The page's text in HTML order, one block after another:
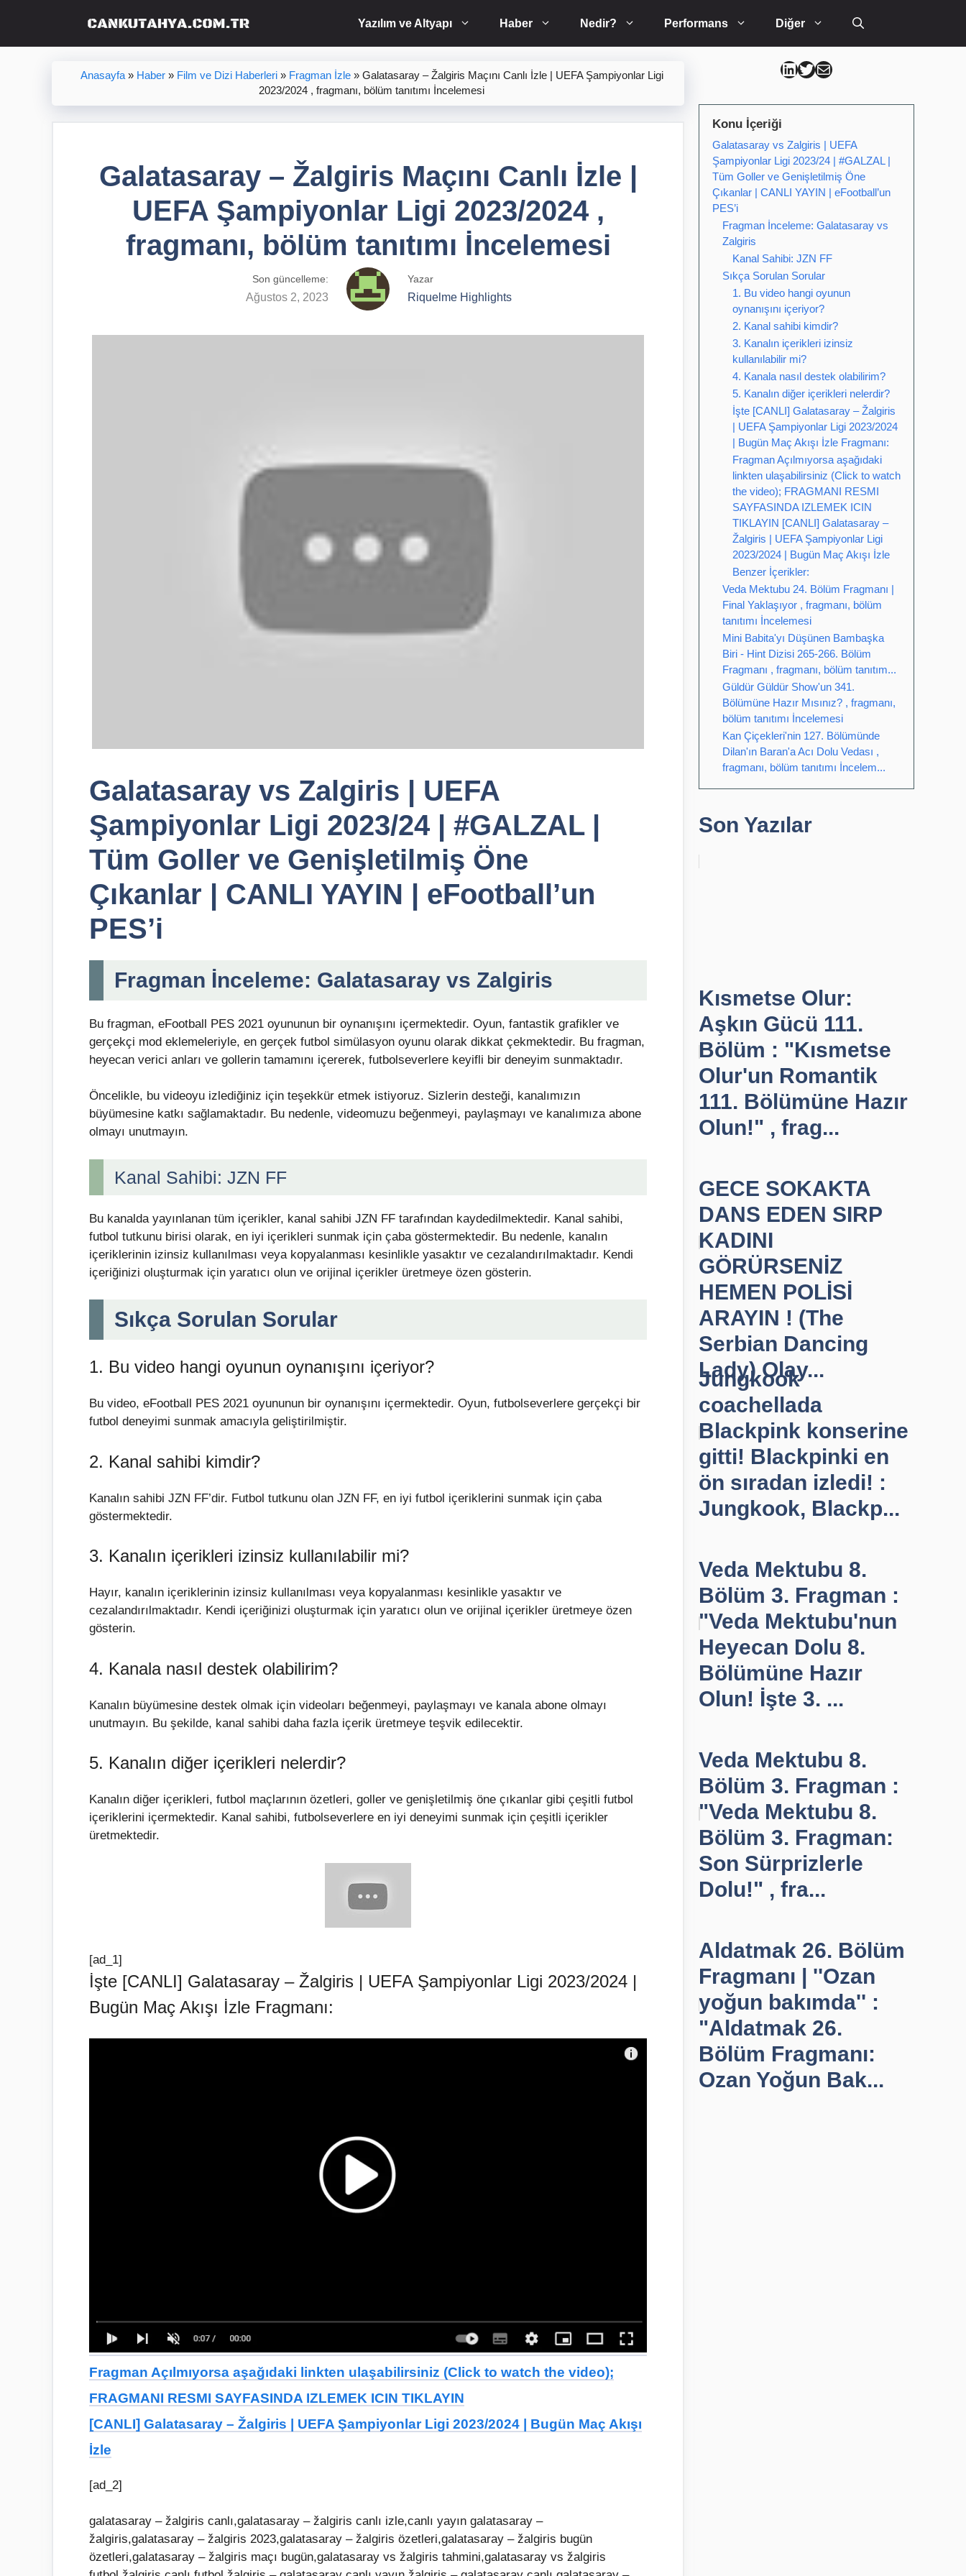
Yazılım ve Altyapı Haber Nedir? Performans Diğer
Anasayfa» Haber» Film ve Dizi Haberleri» Fragman İzle» Galatasaray – Žalgiris Maçını Canlı İzle | UEFA Şampiyonlar Ligi
2023/2024 , fragmanı, bölüm tanıtımı İncelemesi
Galatasaray – Žalgiris Maçını Canlı İzle |
UEFA Şampiyonlar Ligi 2023/2024 ,
fragmanı, bölüm tanıtımı İncelemesi
Son güncelleme:
Ağustos 2, 2023
Yazar
Riquelme Highlights
Galatasaray vs Zalgiris | UEFA
Şampiyonlar Ligi 2023/24 | #GALZAL |
Tüm Goller ve Genişletilmiş Öne
Çıkanlar | CANLI YAYIN | eFootball’un
PES’i
Fragman İnceleme: Galatasaray vs Zalgiris
Bu fragman, eFootball PES 2021 oyununun bir oynanışını içermektedir. Oyun, fantastik grafikler ve
gerçekçi mod eklemeleriyle, en gerçek futbol simülasyon oyunu olarak dikkat çekmektedir. Bu fragman,
heyecan verici anları ve gollerin tamamını içererek, futbolseverlere keyifli bir deneyim sunmaktadır.
Öncelikle, bu videoyu izlediğiniz için teşekkür etmek istiyoruz. Sizlerin desteği, kanalımızın
büyümesine katkı sağlamaktadır. Bu nedenle, videomuzu beğenmeyi, paylaşmayı ve kanalımıza abone
olmayı unutmayın.
Kanal Sahibi: JZN FF
Bu kanalda yayınlanan tüm içerikler, kanal sahibi JZN FF tarafından kaydedilmektedir. Kanal sahibi,
futbol tutkunu birisi olarak, en iyi içerikleri sunmak için çaba göstermektedir. Bu nedenle, kanalın
içeriklerinin izinsiz kullanılması veya kopyalanması kesinlikle yasaktır ve cezalandırılmaktadır. Kendi
içeriğinizi oluşturmak için yaratıcı olun ve orijinal içerikler üretmeye özen gösterin.
Sıkça Sorulan Sorular
1. Bu video hangi oyunun oynanışını içeriyor?
Bu video, eFootball PES 2021 oyununun bir oynanışını içermektedir. Oyun, futbolseverlere gerçekçi bir
futbol deneyimi sunmak amacıyla geliştirilmiştir.
2. Kanal sahibi kimdir?
Kanalın sahibi JZN FF’dir. Futbol tutkunu olan JZN FF, en iyi futbol içeriklerini sunmak için çaba
göstermektedir.
3. Kanalın içerikleri izinsiz kullanılabilir mi?
Hayır, kanalın içeriklerinin izinsiz kullanılması veya kopyalanması kesinlikle yasaktır ve
cezalandırılmaktadır. Kendi içeriğinizi oluşturmak için yaratıcı olun ve orijinal içerikler üretmeye özen
gösterin.
4. Kanala nasıl destek olabilirim?
Kanalın büyümesine destek olmak için videoları beğenmeyi, paylaşmayı ve kanala abone olmayı
unutmayın. Bu şekilde, kanal sahibi daha fazla içerik üretmeye teşvik edilecektir.
5. Kanalın diğer içerikleri nelerdir?
Kanalın diğer içerikleri, futbol maçlarının özetleri, goller ve genişletilmiş öne çıkanlar gibi çeşitli futbol
içeriklerini içermektedir. Kanal sahibi, futbolseverlere en iyi deneyimi sunmak için çeşitli içerikler
üretmektedir.
[ad_1]
İşte [CANLI] Galatasaray – Žalgiris | UEFA Şampiyonlar Ligi 2023/2024 |
Bugün Maç Akışı İzle Fragmanı:
Fragman Açılmıyorsa aşağıdaki linkten ulaşabilirsiniz (Click to watch the video);
FRAGMANI RESMI SAYFASINDA IZLEMEK ICIN TIKLAYIN
[CANLI] Galatasaray – Žalgiris | UEFA Şampiyonlar Ligi 2023/2024 | Bugün Maç Akışı
İzle
[ad_2]
galatasaray – žalgiris canlı,galatasaray – žalgiris canlı izle,canlı yayın galatasaray –
žalgiris,galatasaray – žalgiris 2023,galatasaray – žalgiris özetleri,galatasaray – žalgiris bugün
özetleri,galatasaray – žalgiris maçı bugün,galatasaray vs žalgiris tahmini,galatasaray vs žalgiris
Can Kütahya Linkedin
Can Kütahya Twitter
Can Kütahya Mail
Konu İçeriği
Galatasaray vs Zalgiris | UEFA
Şampiyonlar Ligi 2023/24 | #GALZAL |
Tüm Goller ve Genişletilmiş Öne
Çıkanlar | CANLI YAYIN | eFootball’un
PES’i
Fragman İnceleme: Galatasaray vs
Zalgiris
Kanal Sahibi: JZN FF
Sıkça Sorulan Sorular
1. Bu video hangi oyunun
oynanışını içeriyor?
2. Kanal sahibi kimdir?
3. Kanalın içerikleri izinsiz
kullanılabilir mi?
4. Kanala nasıl destek olabilirim?
5. Kanalın diğer içerikleri nelerdir?
İşte [CANLI] Galatasaray – Žalgiris
| UEFA Şampiyonlar Ligi 2023/2024
| Bugün Maç Akışı İzle Fragmanı:
Fragman Açılmıyorsa aşağıdaki
linkten ulaşabilirsiniz (Click to watch
the video); FRAGMANI RESMI
SAYFASINDA IZLEMEK ICIN
TIKLAYIN [CANLI] Galatasaray –
Žalgiris | UEFA Şampiyonlar Ligi
2023/2024 | Bugün Maç Akışı İzle
Benzer İçerikler:
Veda Mektubu 24. Bölüm Fragmanı |
Final Yaklaşıyor , fragmanı, bölüm
tanıtımı İncelemesi
Mini Babita'yı Düşünen Bambaşka
Biri - Hint Dizisi 265-266. Bölüm
Fragmanı , fragmanı, bölüm tanıtım...
Güldür Güldür Show'un 341.
Bölümüne Hazır Mısınız? , fragmanı,
bölüm tanıtımı İncelemesi
Kan Çiçekleri'nin 127. Bölümünde
Dilan'ın Baran'a Acı Dolu Vedası ,
fragmanı, bölüm tanıtımı İncelem...
Son Yazılar
Kısmetse Olur:
Aşkın Gücü 111.
Bölüm : "Kısmetse
Olur'un Romantik
111. Bölümüne Hazır
Olun!" , frag...
GECE SOKAKTA
DANS EDEN SIRP
KADINI
GÖRÜRSENİZ
HEMEN POLİSİ
ARAYIN ! (The
Serbian Dancing
Lady) Olay...
Jungkook
coachellada
Blackpink konserine
gitti! Blackpinki en
ön sıradan izledi! :
Jungkook, Blackp...
Veda Mektubu 8.
Bölüm 3. Fragman :
"Veda Mektubu'nun
Heyecan Dolu 8.
Bölümüne Hazır
Olun! İşte 3. ...
Veda Mektubu 8.
Bölüm 3. Fragman :
"Veda Mektubu 8.
Bölüm 3. Fragman:
Son Sürprizlerle
Dolu!" , fra...
Aldatmak 26. Bölüm
Fragmanı | ''Ozan
yoğun bakımda'' :
"Aldatmak 26.
Bölüm Fragmanı:
Ozan Yoğun Bak...